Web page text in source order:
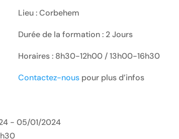
Lieu : Corbehem
Durée de la formation : 2 Jours
Horaires : 8h30-12h00 / 13h00-16h30
Contactez-nouspour plus d’infos
- 05/01/2024